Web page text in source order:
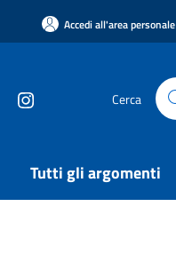
Accedi all'area personale
Cerca
Tutti gli argomenti